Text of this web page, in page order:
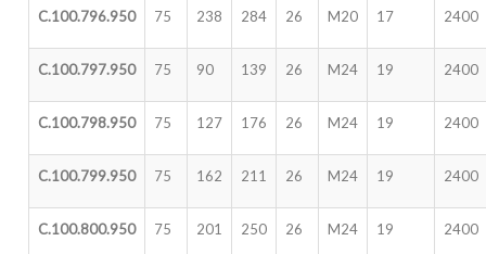
C.100.796.950 75 238 284 26 M20 17 2400
C.100.797.950 75 90 139 26 M24 19 2400
C.100.798.950 75 127 176 26 M24 19 2400
C.100.799.950 75 162 211 26 M24 19 2400
C.100.800.950 75 201 250 26 M24 19 2400